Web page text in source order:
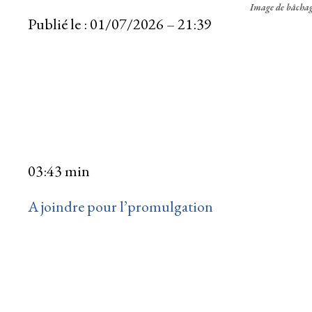
Image de
Publié le : 01/07/2026 – 21:39
03:43 min
A joindre pour l’promulgation